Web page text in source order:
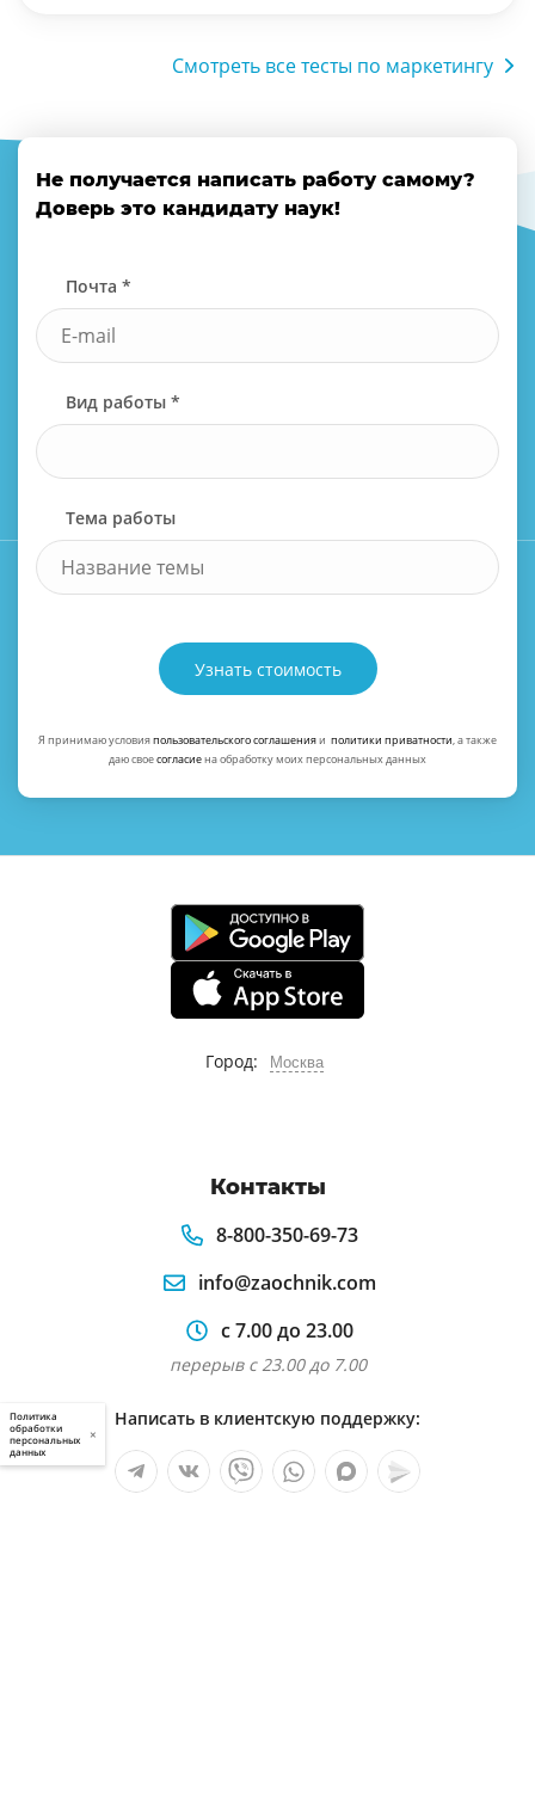
Смотреть все тесты по маркетингу
Не получается написать работу самому?
Доверь это кандидату наук!
Почта *
Вид работы *
Тема работы
Узнать стоимость
Я принимаю условияпользовательского соглашенияи политики приватности, а также
даю своесогласиена обработку моих персональных данных
Город: Москва
Контакты
8-800-350-69-73
info@zaochnik.com
с 7.00 до 23.00
перерыв с 23.00 до 7.00
Написать в клиентскую поддержку:
Политика
обработки
персональных
данных
×